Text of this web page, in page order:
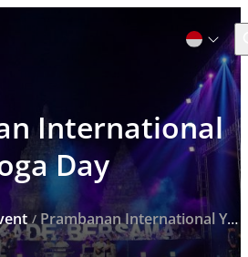
International
Day
Prambanan International Yoga Day